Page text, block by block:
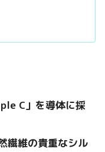
C」を導体に採
繊維の貴重なシル